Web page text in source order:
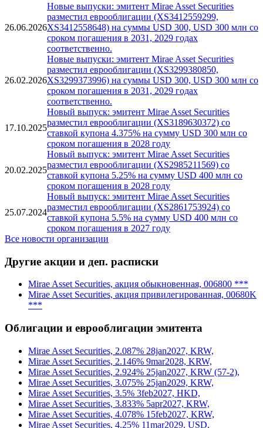
26.06.2026
Новые выпуски: эмитент Mirae Asset Securities
разместил еврооблигации (XS3412559299,
XS3412558648) на суммы USD 300, USD 300 млн со
сроком погашения в 2031, 2029 годах
соответственно.
26.02.2026
Новые выпуски: эмитент Mirae Asset Securities
разместил еврооблигации (XS3299380850,
XS3299373996) на суммы USD 300, USD 300 млн со
сроком погашения в 2031, 2029 годах
соответственно.
17.10.2025
Новый выпуск: эмитент Mirae Asset Securities
разместил еврооблигации (XS3189630372) со
ставкой купона 4.375% на сумму USD 300 млн со
сроком погашения в 2028 году
20.02.2025
Новый выпуск: эмитент Mirae Asset Securities
разместил еврооблигации (XS2985211569) со
ставкой купона 5.25% на сумму USD 400 млн со
сроком погашения в 2028 году
25.07.2024
Новый выпуск: эмитент Mirae Asset Securities
разместил еврооблигации (XS2861753924) со
ставкой купона 5.5% на сумму USD 400 млн со
сроком погашения в 2027 году
Все новости организации
Другие акции и деп. расписки
Mirae Asset Securities, акция обыкновенная, 006800 ***
Mirae Asset Securities, акция привилегированная, 00680K
***
Облигации и еврооблигации эмитента
Mirae Asset Securities, 2.087% 28jan2027, KRW,
Mirae Asset Securities, 2.146% 9mar2028, KRW,
Mirae Asset Securities, 2.924% 25jan2027, KRW (57-2),
Mirae Asset Securities, 3.075% 25jan2029, KRW,
Mirae Asset Securities, 3.5% 3feb2027, HKD,
Mirae Asset Securities, 3.833% 5apr2027, KRW,
Mirae Asset Securities, 4.078% 15feb2027, KRW,
Mirae Asset Securities, 4.25% 11mar2029, USD,